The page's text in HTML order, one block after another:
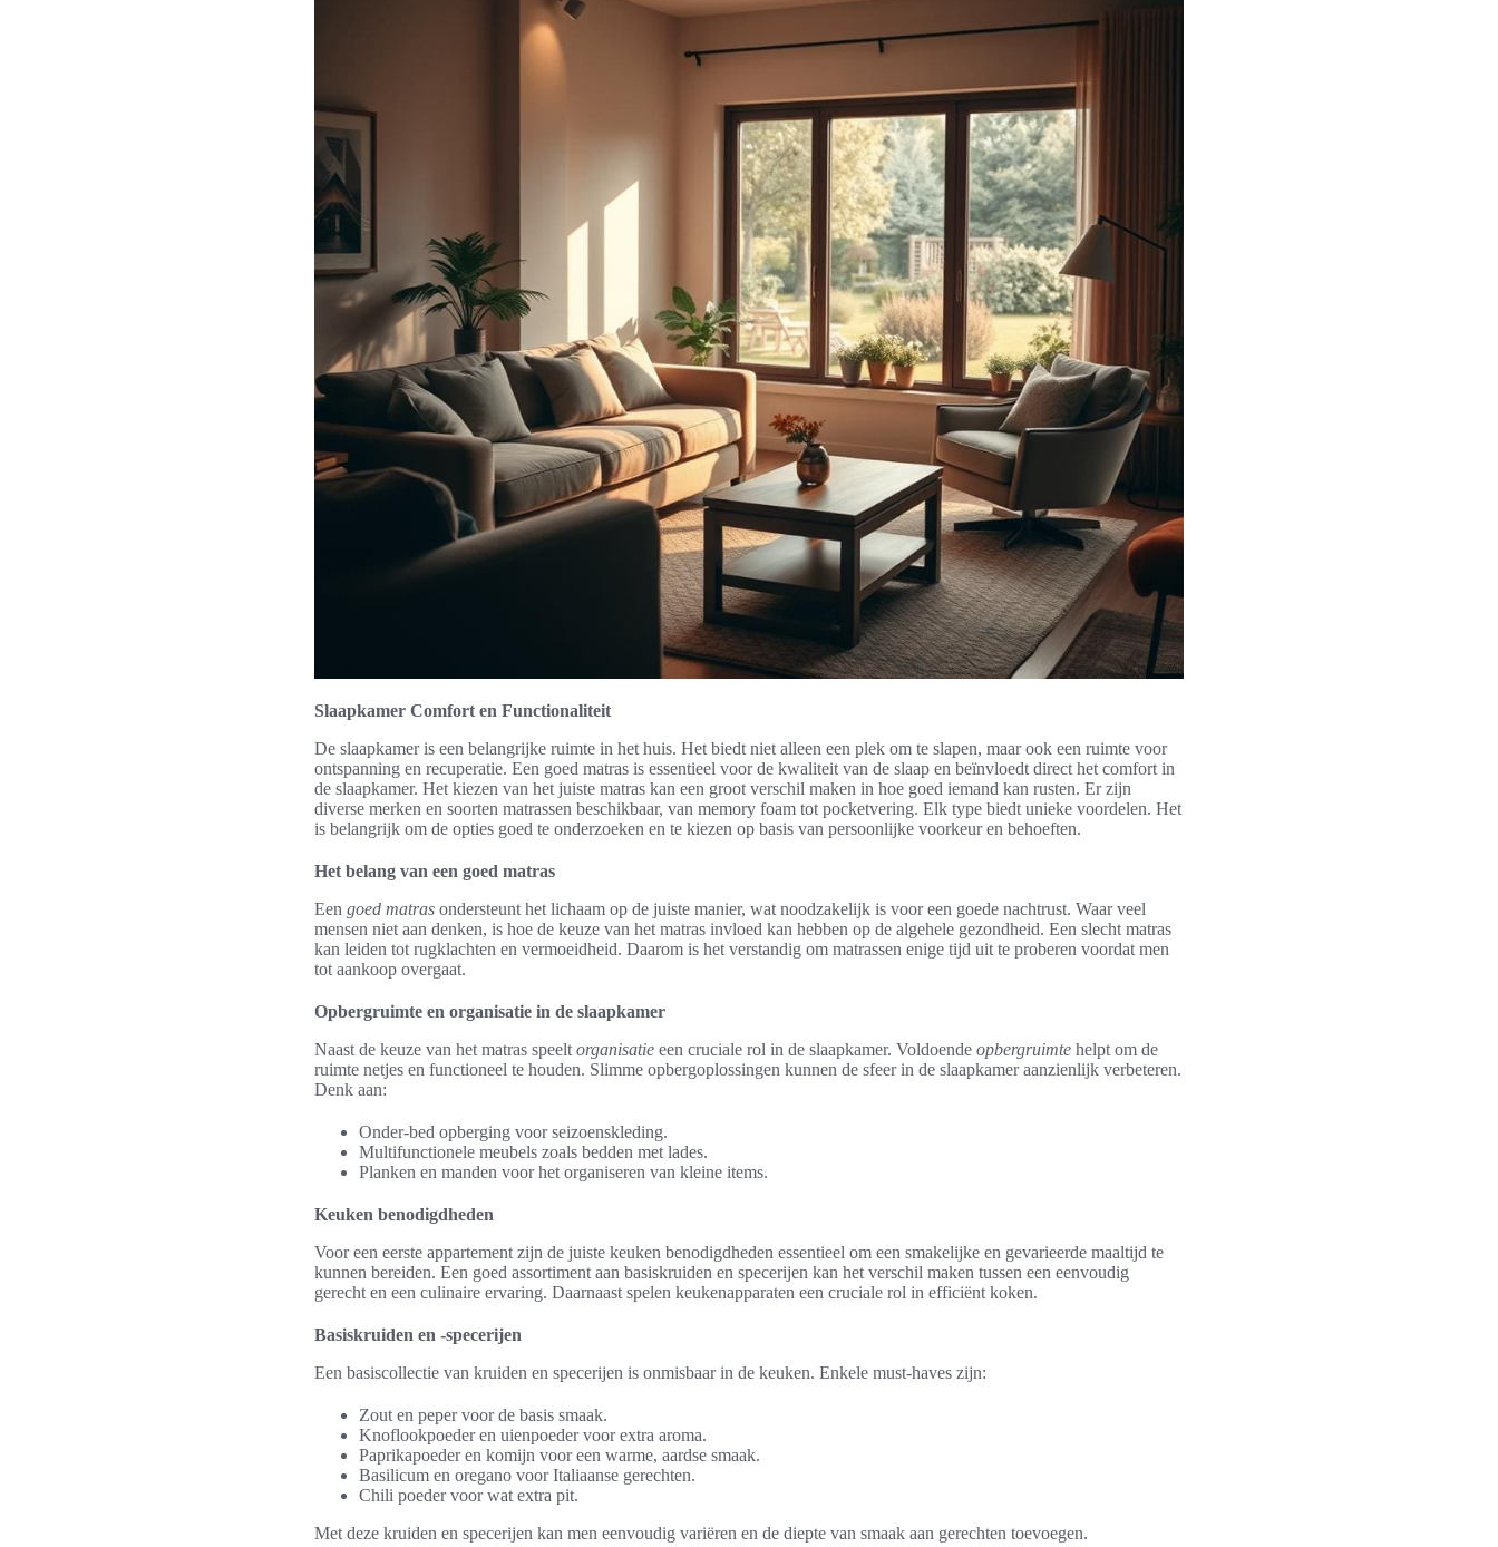
Slaapkamer Comfort en Functionaliteit
De slaapkamer is een belangrijke ruimte in het huis. Het biedt niet alleen een plek om te slapen, maar ook een ruimte voor
ontspanning en recuperatie. Een goed matras is essentieel voor de kwaliteit van de slaap en beïnvloedt direct het comfort in
de slaapkamer. Het kiezen van het juiste matras kan een groot verschil maken in hoe goed iemand kan rusten. Er zijn
diverse merken en soorten matrassen beschikbaar, van memory foam tot pocketvering. Elk type biedt unieke voordelen. Het
is belangrijk om de opties goed te onderzoeken en te kiezen op basis van persoonlijke voorkeur en behoeften.
Het belang van een goed matras
Een goed matras ondersteunt het lichaam op de juiste manier, wat noodzakelijk is voor een goede nachtrust. Waar veel
mensen niet aan denken, is hoe de keuze van het matras invloed kan hebben op de algehele gezondheid. Een slecht matras
kan leiden tot rugklachten en vermoeidheid. Daarom is het verstandig om matrassen enige tijd uit te proberen voordat men
tot aankoop overgaat.
Opbergruimte en organisatie in de slaapkamer
Naast de keuze van het matras speelt organisatie een cruciale rol in de slaapkamer. Voldoende opbergruimte helpt om de
ruimte netjes en functioneel te houden. Slimme opbergoplossingen kunnen de sfeer in de slaapkamer aanzienlijk verbeteren.
Denk aan:
Onder-bed opberging voor seizoenskleding.
Multifunctionele meubels zoals bedden met lades.
Planken en manden voor het organiseren van kleine items.
Keuken benodigdheden
Voor een eerste appartement zijn de juiste keuken benodigdheden essentieel om een smakelijke en gevarieerde maaltijd te
kunnen bereiden. Een goed assortiment aan basiskruiden en specerijen kan het verschil maken tussen een eenvoudig
gerecht en een culinaire ervaring. Daarnaast spelen keukenapparaten een cruciale rol in efficiënt koken.
Basiskruiden en -specerijen
Een basiscollectie van kruiden en specerijen is onmisbaar in de keuken. Enkele must-haves zijn:
Zout en peper voor de basis smaak.
Knoflookpoeder en uienpoeder voor extra aroma.
Paprikapoeder en komijn voor een warme, aardse smaak.
Basilicum en oregano voor Italiaanse gerechten.
Chili poeder voor wat extra pit.
Met deze kruiden en specerijen kan men eenvoudig variëren en de diepte van smaak aan gerechten toevoegen.